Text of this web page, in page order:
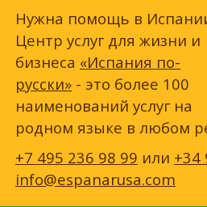
Нужна помощь в
Центр услуг для жизни и
бизнеса «Испания по-
русски» - это более 100
наименований услуг на
родном языке в любом
+7 495 236 98 99 или +34
info@espanarusa.com